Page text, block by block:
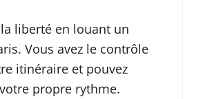
liberté en louant un
Vous avez le contrôle
itinéraire et pouvez
propre rythme.